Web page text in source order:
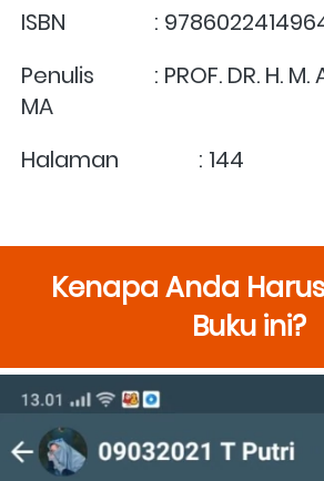
ISBN	        :
Penulis	        : PROF. DR. H. M. AMIN SYUKUR,
MA
Halaman	        : 144
Kenapa Anda
Buku ini?